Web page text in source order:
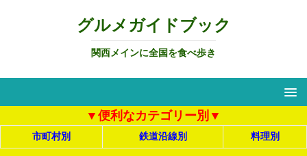
グルメガイドブック
関西メインに全国を食べ歩き
▼便利なカテゴリー別▼
市町村別 鉄道沿線別 料理別